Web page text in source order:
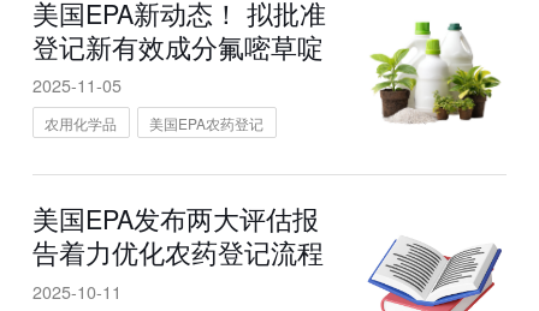
美国EPA新动态！ 拟批准
登记新有效成分氟嘧草啶
2025-11-05
农用化学品 美国EPA农药登记
美国EPA发布两大评估报
告着力优化农药登记流程
2025-10-11